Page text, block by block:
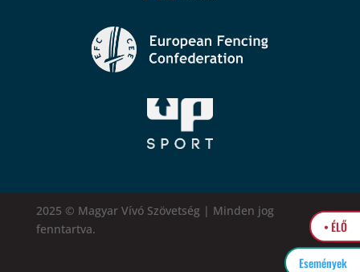
2025 © Magyar Vívó Szövetség | Minden jog
fenntartva.
• ÉLŐ
Események